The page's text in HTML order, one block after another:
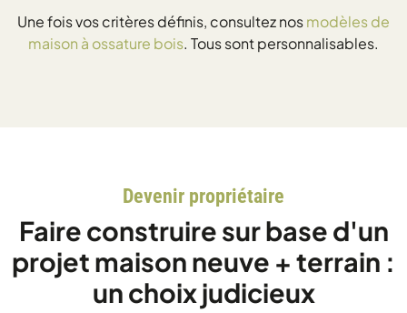
Une fois vos critères définis, consultez nosmodèles de
maison à ossature bois. Tous sont personnalisables.
Devenir propriétaire
Faire construire sur base d'un
projet maison neuve + terrain :
un choix judicieux